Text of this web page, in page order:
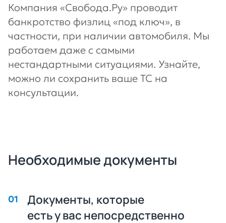
Компания «Свобода.Ру» проводит
банкротство физлиц «под ключ», в
частности, при наличии автомобиля. Мы
работаем даже с самыми
нестандартными ситуациями. Узнайте,
можно ли сохранить ваше ТС на
консультации.
Необходимые документы
Документы, которые
есть у вас непосредственно